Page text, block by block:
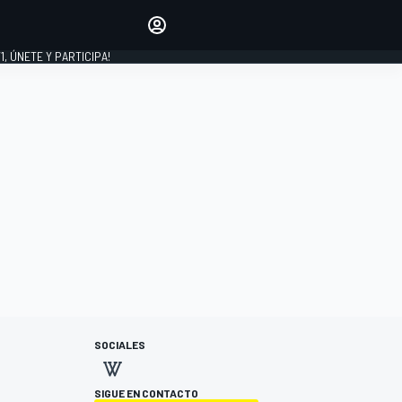
INICIAR SESIÓN
ÚNETE Y PARTICIPA!
SOCIALES
SIGUE EN CONTACTO